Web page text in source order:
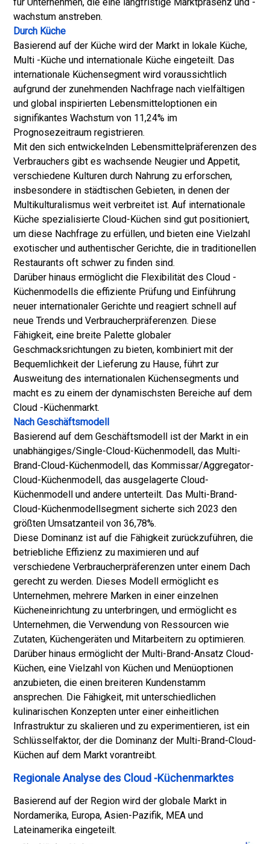
wachstum anstreben.
Durch Küche
Basierend auf der Küche wird der Markt in lokale Küche,
Multi -Küche und internationale Küche eingeteilt. Das
internationale Küchensegment wird voraussichtlich
aufgrund der zunehmenden Nachfrage nach vielfältigen
und global inspirierten Lebensmitteloptionen ein
signifikantes Wachstum von 11,24% im
Prognosezeitraum registrieren.
Mit den sich entwickelnden Lebensmittelpräferenzen des
Verbrauchers gibt es wachsende Neugier und Appetit,
verschiedene Kulturen durch Nahrung zu erforschen,
insbesondere in städtischen Gebieten, in denen der
Multikulturalismus weit verbreitet ist. Auf internationale
Küche spezialisierte Cloud-Küchen sind gut positioniert,
um diese Nachfrage zu erfüllen, und bieten eine Vielzahl
exotischer und authentischer Gerichte, die in traditionellen
Restaurants oft schwer zu finden sind.
Darüber hinaus ermöglicht die Flexibilität des Cloud -
Küchenmodells die effiziente Prüfung und Einführung
neuer internationaler Gerichte und reagiert schnell auf
neue Trends und Verbraucherpräferenzen. Diese
Fähigkeit, eine breite Palette globaler
Geschmacksrichtungen zu bieten, kombiniert mit der
Bequemlichkeit der Lieferung zu Hause, führt zur
Ausweitung des internationalen Küchensegments und
macht es zu einem der dynamischsten Bereiche auf dem
Cloud -Küchenmarkt.
Nach Geschäftsmodell
Basierend auf dem Geschäftsmodell ist der Markt in ein
unabhängiges/Single-Cloud-Küchenmodell, das Multi-
Brand-Cloud-Küchenmodell, das Kommissar/Aggregator-
Cloud-Küchenmodell, das ausgelagerte Cloud-
Küchenmodell und andere unterteilt. Das Multi-Brand-
Cloud-Küchenmodellsegment sicherte sich 2023 den
größten Umsatzanteil von 36,78%.
Diese Dominanz ist auf die Fähigkeit zurückzuführen, die
betriebliche Effizienz zu maximieren und auf
verschiedene Verbraucherpräferenzen unter einem Dach
gerecht zu werden. Dieses Modell ermöglicht es
Unternehmen, mehrere Marken in einer einzelnen
Kücheneinrichtung zu unterbringen, und ermöglicht es
Unternehmen, die Verwendung von Ressourcen wie
Zutaten, Küchengeräten und Mitarbeitern zu optimieren.
Darüber hinaus ermöglicht der Multi-Brand-Ansatz Cloud-
Küchen, eine Vielzahl von Küchen und Menüoptionen
anzubieten, die einen breiteren Kundenstamm
ansprechen. Die Fähigkeit, mit unterschiedlichen
kulinarischen Konzepten unter einer einheitlichen
Infrastruktur zu skalieren und zu experimentieren, ist ein
Schlüsselfaktor, der die Dominanz der Multi-Brand-Cloud-
Küchen auf dem Markt vorantreibt.
Regionale Analyse des Cloud -Küchenmarktes
Basierend auf der Region wird der globale Markt in
Nordamerika, Europa, Asien-Pazifik, MEA und
Lateinamerika eingeteilt.